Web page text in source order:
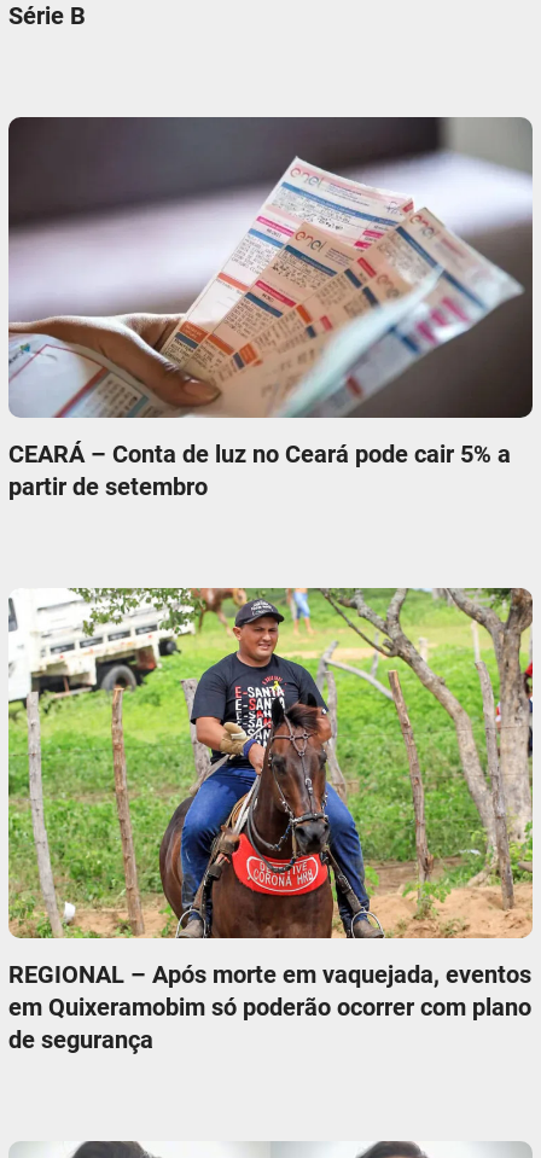
Série B
CEARÁ – Conta de luz no Ceará pode cair 5% a
partir de setembro
REGIONAL – Após morte em vaquejada, eventos
em Quixeramobim só poderão ocorrer com plano
de segurança